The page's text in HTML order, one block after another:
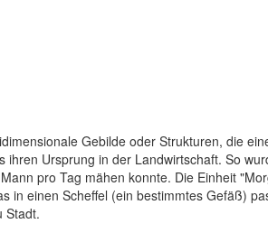
Gebilde oder Strukturen, die
Ursprung in der Landwirtschaft. So
pro Tag mähen konnte. Die Einheit
in einen Scheffel (ein bestimmtes Gefäß)
Stadt.